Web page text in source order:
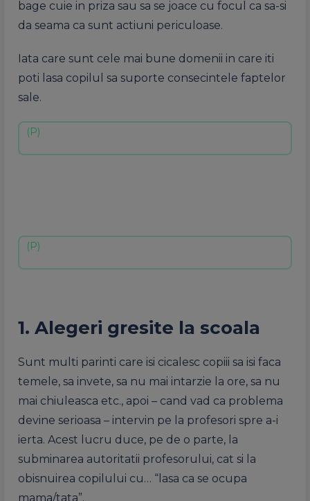
bage cuie in priza sau sa se joace cu focul ca sa-si
da seama ca sunt actiuni periculoase.
Iata care sunt cele mai bune domenii in care iti
poti lasa copilul sa suporte consecintele faptelor
sale.
1. Alegeri gresite la scoala
Sunt multi parinti care isi cicalesc copiii sa isi faca
temele, sa invete, sa nu mai intarzie la ore, sa nu
mai chiuleasca etc., apoi – cand vad ca problema
devine serioasa – intervin pe la profesori spre a-i
ierta. Acest lucru duce, pe de o parte, la
subminarea autoritatii profesorului, cat si la
obisnuirea copilului cu… “lasa ca se ocupa
mama/tata”.